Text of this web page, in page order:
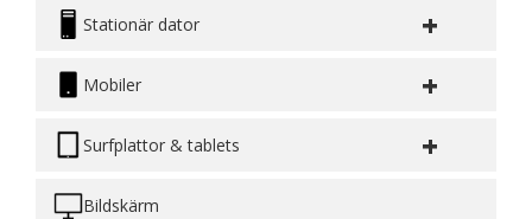
Stationär dator +
Mobiler +
Surfplattor & tablets +
Bildskärm